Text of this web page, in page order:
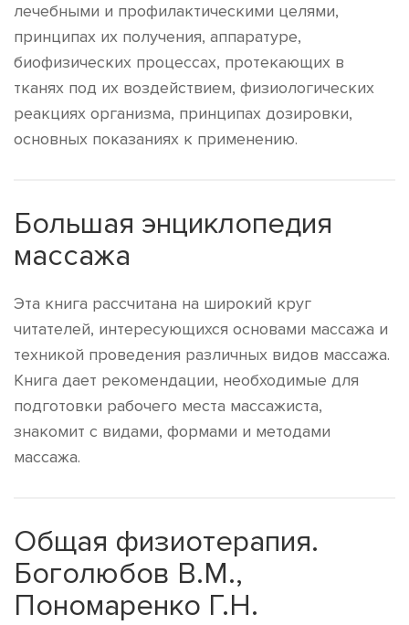
лечебными и профилактическими целями,
принципах их получения, аппаратуре,
биофизических процессах, протекающих в
тканях под их воздействием, физиологических
реакциях организма, принципах дозировки,
основных показаниях к применению.
Большая энциклопедия
массажа
Эта книга рассчитана на широкий круг
читателей, интересующихся основами массажа и
техникой проведения различных видов массажа.
Книга дает рекомендации, необходимые для
подготовки рабочего места массажиста,
знакомит с видами, формами и методами
массажа.
Общая физиотерапия.
Боголюбов В.М.,
Пономаренко Г.Н.